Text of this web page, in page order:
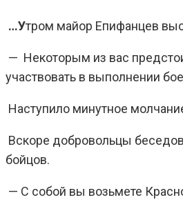
…Утром майор Епифанцев
— Некоторым из вас
участвовать в выполнении
Наступило минутное
Вскоре добровольцы
бойцов.
— С собой вы возьмете